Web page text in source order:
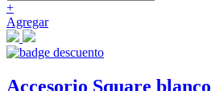
+
Agregar
Accesorio Square blanco